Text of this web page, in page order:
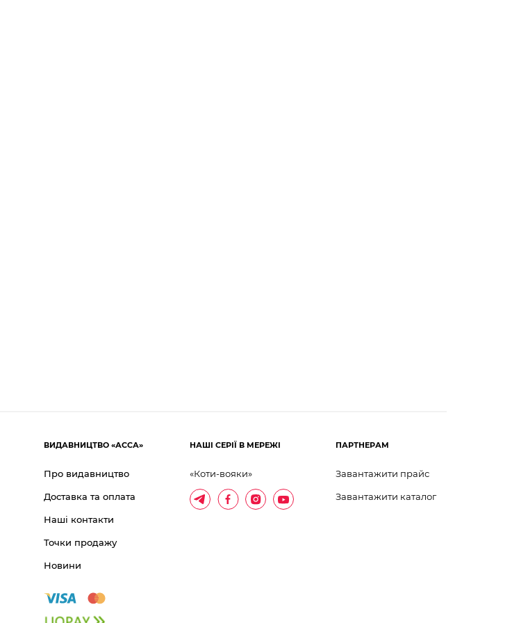
ВИДАВНИЦТВО «АССА»
Про видавництво
Доставка та оплата
Наші контакти
Точки продажу
Новини
НАШІ СЕРІЇ В МЕРЕЖІ
«Коти-вояки»
ПАРТНЕРАМ
Завантажити прайс
Завантажити каталог